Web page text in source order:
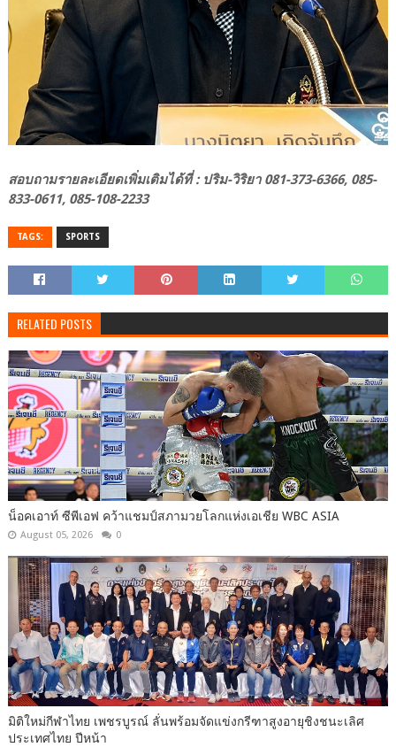
สอบถามรายละเอียดเพิ่มเติมได้ที่ : ปริม-วิริยา 081-373-6366, 085-
833-0611, 085-108-2233
TAGS: SPORTS
RELATED POSTS
น็อคเอาท์ ซีพีเอฟ คว้าแชมป์สภามวยโลกแห่งเอเชีย WBC ASIA
August 05, 2026 0
มิติใหม่กีฬาไทย เพชรบูรณ์ ลั่นพร้อมจัดแข่งกรีฑาสูงอายุชิงชนะเลิศ
ประเทศไทย ปีหน้า